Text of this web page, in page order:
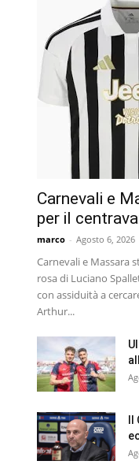
Carnevali e
per il
marco - Agosto 6, 2026
Carnevali e Massara
rosa di Luciano
con assiduità a
Arthur...